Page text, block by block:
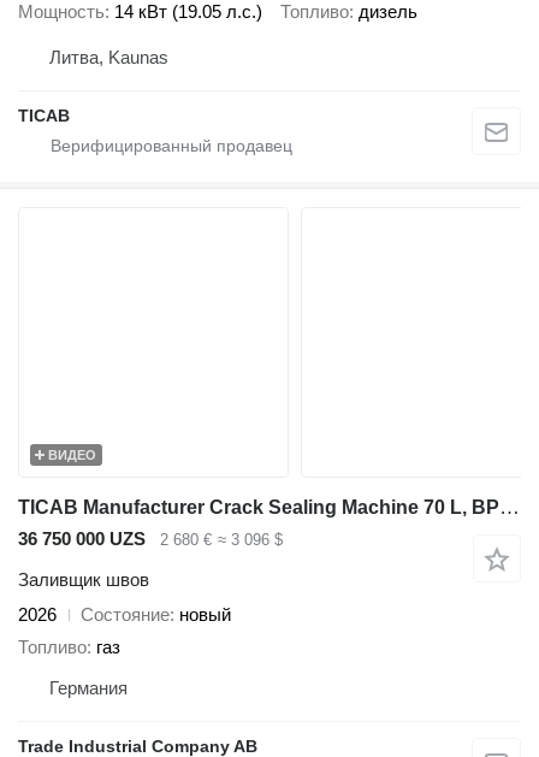
Мощность 14 кВт (19.05 л.с.) Топливо дизель
Литва, Kaunas
ТІСАВ
ВИДЕО
TICAB Manufacturer Crack Sealing Machine 70 L, BPM-100
36 750 000 UZS 2 680 € ≈ 3 096 $
Заливщик швов
2026
Состояние новый
Топливо газ
Германия
Trade Industrial Company AB